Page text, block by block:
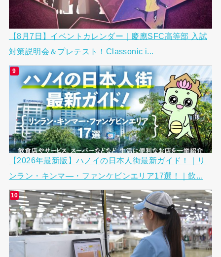
【8月7日】イベントカレンダー｜慶應SFC高等部 入試
対策説明会＆プレテスト！Classonic i...
【2026年最新版】ハノイの日本人街最新ガイド！｜リ
ンラン・キンマ―・ファンケビンエリア17選！｜飲...